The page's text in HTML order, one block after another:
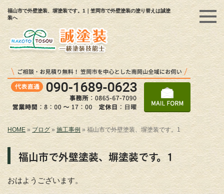
福山市で外壁塗装、塀塗装です。1｜笠岡市で外壁塗装の塗り替えは誠塗
装へ
HOME » ブログ» 施工事例 »福山市で外壁塗装、塀塗装です。1
福山市で外壁塗装、塀塗装です。1
おはようございます。